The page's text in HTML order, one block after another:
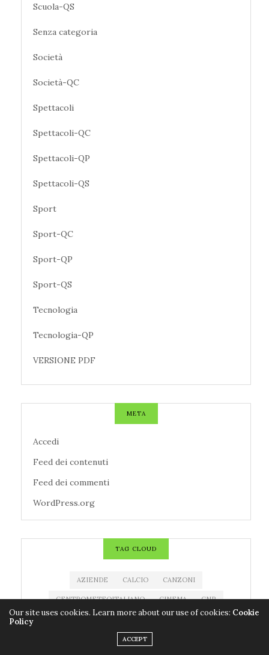
Scuola-QS
Senza categoria
Società
Società-QC
Spettacoli
Spettacoli-QC
Spettacoli-QP
Spettacoli-QS
Sport
Sport-QC
Sport-QP
Sport-QS
Tecnologia
Tecnologia-QP
VERSIONE PDF
META
Accedi
Feed dei contenuti
Feed dei commenti
WordPress.org
TAG CLOUD
AZIENDE CALCIO CANZONI
CENTROMETEOITALIANO CINEMA CNR
CODACONS COLDIRETTI CORONAVIRUS
ESTRAZIONE MILLIONDAY
Our site uses cookies. Learn more about our use of cookies: Cookie
Policy
ACCEPT